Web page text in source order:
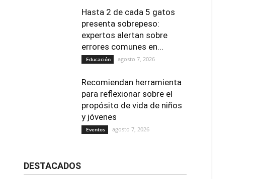
Hasta 2 de cada 5 gatos
presenta sobrepeso:
expertos alertan sobre
errores comunes en...
Educación agosto 7, 2026
Recomiendan herramienta
para reflexionar sobre el
propósito de vida de niños
y jóvenes
Eventos agosto 7, 2026
DESTACADOS